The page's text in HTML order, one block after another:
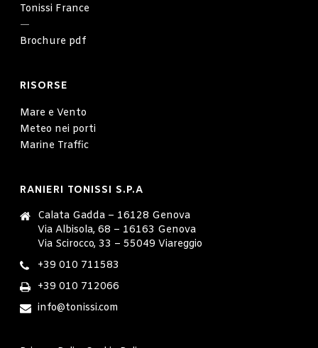
Tonissi France
—
Brochure pdf
RISORSE
Mare e Vento
Meteo nei porti
Marine Traffic
RANIERI TONISSI S.P.A
Calata Gadda – 16128 Genova
Via Albisola, 68 – 16163 Genova
Via Scirocco, 33 – 55049 Viareggio
+39 010 711583
+39 010 712066
info@tonissi.com